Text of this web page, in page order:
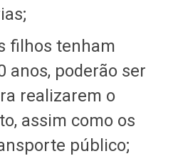
filhos tenham
anos, poderão ser
realizarem o
assim como os
público;